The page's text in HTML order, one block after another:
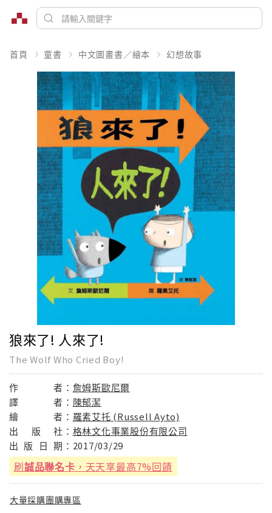
首頁 童書 中文圖畫書／繪本 幻想故事
狼來了! 人來了!
The Wolf Who Cried Boy!
作 者： 詹姆斯歐尼爾
譯
者： 陳郁潔
繪
者： 羅素艾托 (Russell Ayto)
出
版 社： 格林文化事業股份有限公司
出 版 日 期： 2017/03/29
刷誠品聯名卡 ，天天享最高7%回饋
大量採購團購專區